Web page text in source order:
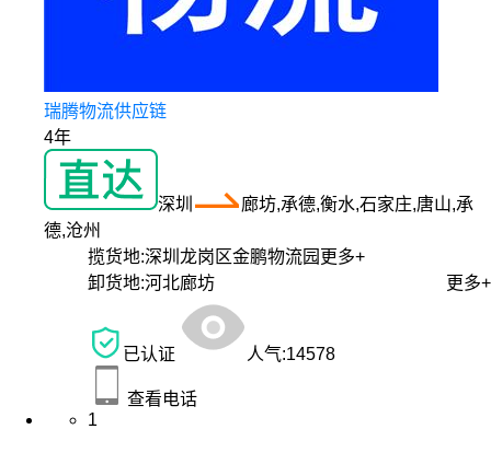
瑞腾物流供应链
4年
深圳
廊坊,承德,衡水,石家庄,唐山,承
德,沧州
揽货地:深圳龙岗区金鹏物流园 更多+
卸货地:河北廊坊 更多+
已认证 人气:14578
查看电话
1